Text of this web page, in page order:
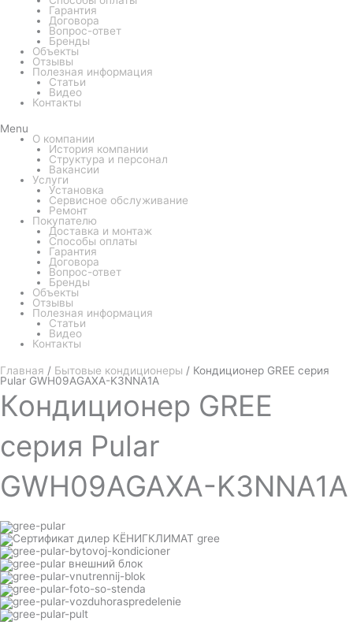
Гарантия
Договора
Вопрос-ответ
Бренды
Объекты
Отзывы
Полезная информация
Статьи
Видео
Контакты
Menu
О компании
История компании
Структура и персонал
Вакансии
Услуги
Установка
Сервисное обслуживание
Ремонт
Покупателю
Доставка и монтаж
Способы оплаты
Гарантия
Договора
Вопрос-ответ
Бренды
Объекты
Отзывы
Полезная информация
Статьи
Видео
Контакты
Главная / Бытовые кондиционеры / Кондиционер GREE серия
Pular GWH09AGAXA-K3NNA1A
Кондиционер GREE
серия Pular
GWH09AGAXA-K3NNA1A